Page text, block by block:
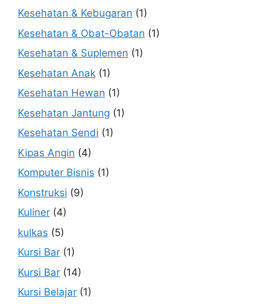
Kesehatan & Kebugaran (1)
Kesehatan & Obat-Obatan (1)
Kesehatan & Suplemen (1)
Kesehatan Anak (1)
Kesehatan Hewan (1)
Kesehatan Jantung (1)
Kesehatan Sendi (1)
Kipas Angin (4)
Komputer Bisnis (1)
Konstruksi (9)
Kuliner (4)
kulkas (5)
Kursi Bar (1)
Kursi Bar (14)
Kursi Belajar (1)